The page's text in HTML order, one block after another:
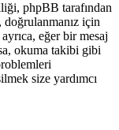
phpBB tarafından
için
eğer bir mesaj
okuma takibi gibi
size yardımcı